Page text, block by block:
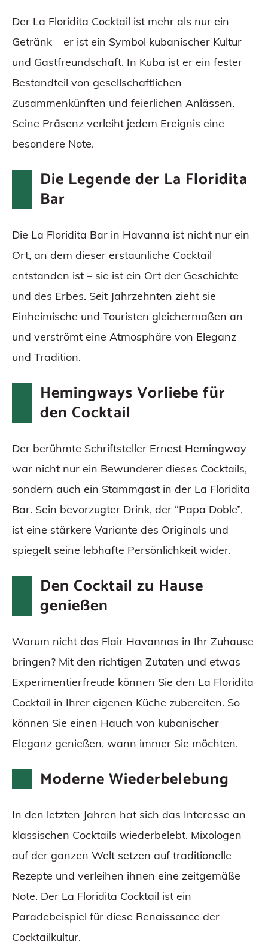
Der La Floridita Cocktail ist mehr als nur ein
Getränk – er ist ein Symbol kubanischer Kultur
und Gastfreundschaft. In Kuba ist er ein fester
Bestandteil von gesellschaftlichen
Zusammenkünften und feierlichen Anlässen.
Seine Präsenz verleiht jedem Ereignis eine
besondere Note.
Die Legende der La Floridita
Bar
Die La Floridita Bar in Havanna ist nicht nur ein
Ort, an dem dieser erstaunliche Cocktail
entstanden ist – sie ist ein Ort der Geschichte
und des Erbes. Seit Jahrzehnten zieht sie
Einheimische und Touristen gleichermaßen an
und verströmt eine Atmosphäre von Eleganz
und Tradition.
Hemingways Vorliebe für
den Cocktail
Der berühmte Schriftsteller Ernest Hemingway
war nicht nur ein Bewunderer dieses Cocktails,
sondern auch ein Stammgast in der La Floridita
Bar. Sein bevorzugter Drink, der “Papa Doble”,
ist eine stärkere Variante des Originals und
spiegelt seine lebhafte Persönlichkeit wider.
Den Cocktail zu Hause
genießen
Warum nicht das Flair Havannas in Ihr Zuhause
bringen? Mit den richtigen Zutaten und etwas
Experimentierfreude können Sie den La Floridita
Cocktail in Ihrer eigenen Küche zubereiten. So
können Sie einen Hauch von kubanischer
Eleganz genießen, wann immer Sie möchten.
Moderne Wiederbelebung
In den letzten Jahren hat sich das Interesse an
klassischen Cocktails wiederbelebt. Mixologen
auf der ganzen Welt setzen auf traditionelle
Rezepte und verleihen ihnen eine zeitgemäße
Note. Der La Floridita Cocktail ist ein
Paradebeispiel für diese Renaissance der
Cocktailkultur.